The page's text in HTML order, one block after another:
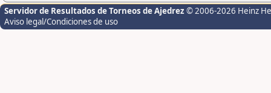
Servidor de Resultados de Torneos de Ajedrez © 2006-2026 Heinz
Aviso legal/Condiciones de uso